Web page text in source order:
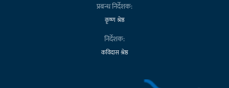
प्रबन्ध निर्देशक:
कृष्ण श्रेष्ठ
निर्देशक:
कविदास श्रेष्ठ